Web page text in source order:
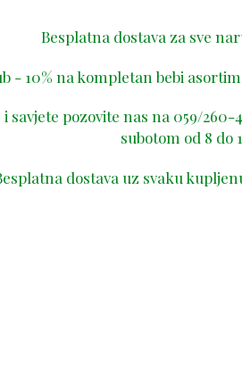
Besplatna dostava za sve
- 10% na kompletan bebi
savjete pozovite nas na 059/
subotom od 8 do
dostava uz svaku